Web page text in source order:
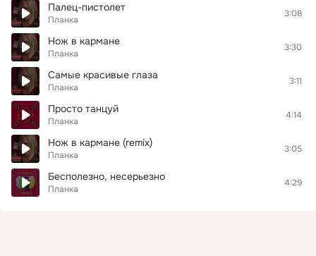
Палец-пистолет
Планка
3:08
Нож в кармане
Планка
3:30
Самые красивые глаза
Планка
3:11
Просто танцуй
Планка
4:14
Нож в кармане (remix)
Планка
3:05
Бесполезно, несерьезно
Планка
4:29